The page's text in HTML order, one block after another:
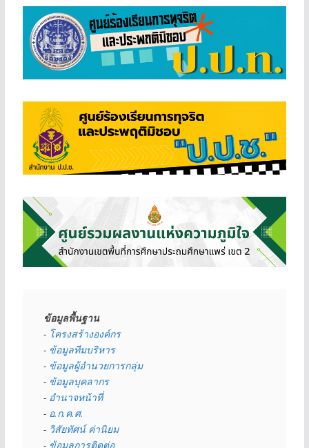
ข้อมูลพื้นฐาน
- โครงสร้างองค์กร
- ข้อมูลทีมบริหาร
- ข้อมูลผู้อำนวยการกลุ่ม
- ข้อมูลบุคลากร
- อำนาจหน้าที่
- อ.ก.ค.ศ.
- วิสัยทัศน์ ค่านิยม
- ข้อมูลการติดต่อ